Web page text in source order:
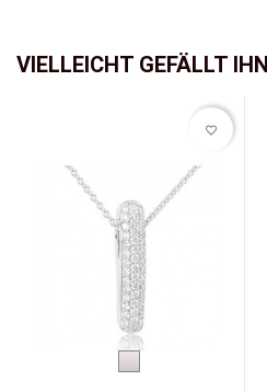
VIELLEICHT GEFÄLLT
favorite_border